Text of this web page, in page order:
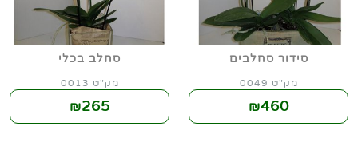
סידור סחלבים
מק"ט 0049
₪460
סחלב בכלי
מק"ט 0013
₪265